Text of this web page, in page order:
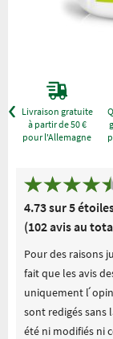
Livraison gratuite
à partir de 50 €
pour l'Allemagne
4.73 sur 5
(102 avis au
Pour des raisons
fait que les avis
uniquement l
sont redigés
été ni modifiés ni